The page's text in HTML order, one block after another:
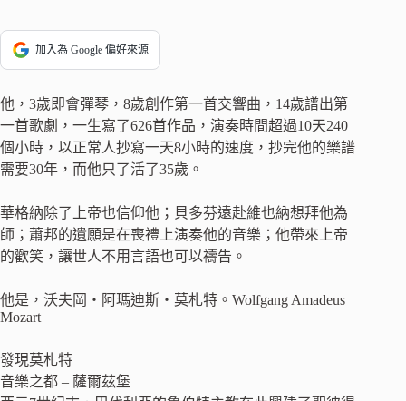
加入為 Google 偏好來源
他，3歲即會彈琴，8歲創作第一首交響曲，14歲譜出第
一首歌劇，一生寫了626首作品，演奏時間超過10天240
個小時，以正常人抄寫一天8小時的速度，抄完他的樂譜
需要30年，而他只了活了35歲。
華格納除了上帝也信仰他；貝多芬遠赴維也納想拜他為
師；蕭邦的遺願是在喪禮上演奏他的音樂；他帶來上帝
的歡笑，讓世人不用言語也可以禱告。
他是，沃夫岡‧阿瑪迪斯‧莫札特。Wolfgang Amadeus
Mozart
發現莫札特
音樂之都 – 薩爾茲堡